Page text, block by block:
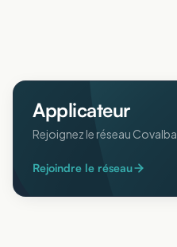
Applicateur
Rejoignez le réseau Covalba
Rejoindre le réseau